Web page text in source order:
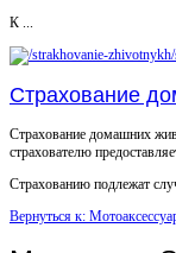
К ...
Страхование
Страхование домашних
страхователю
Страхованию подлежат
Вернуться к: